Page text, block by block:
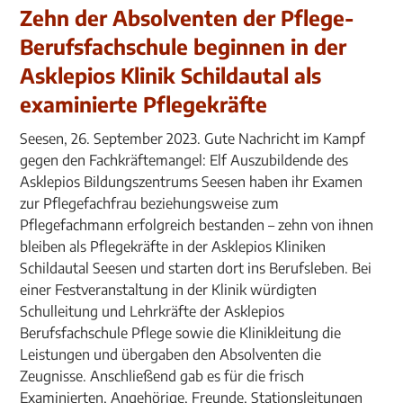
Zehn der Absolventen der Pflege-
Berufsfachschule beginnen in der
Asklepios Klinik Schildautal als
examinierte Pflegekräfte
Seesen, 26. September 2023. Gute Nachricht im Kampf
gegen den Fachkräftemangel: Elf Auszubildende des
Asklepios Bildungszentrums Seesen haben ihr Examen
zur Pflegefachfrau beziehungsweise zum
Pflegefachmann erfolgreich bestanden – zehn von ihnen
bleiben als Pflegekräfte in der Asklepios Kliniken
Schildautal Seesen und starten dort ins Berufsleben. Bei
einer Festveranstaltung in der Klinik würdigten
Schulleitung und Lehrkräfte der Asklepios
Berufsfachschule Pflege sowie die Klinikleitung die
Leistungen und übergaben den Absolventen die
Zeugnisse. Anschließend gab es für die frisch
Examinierten, Angehörige, Freunde, Stationsleitungen